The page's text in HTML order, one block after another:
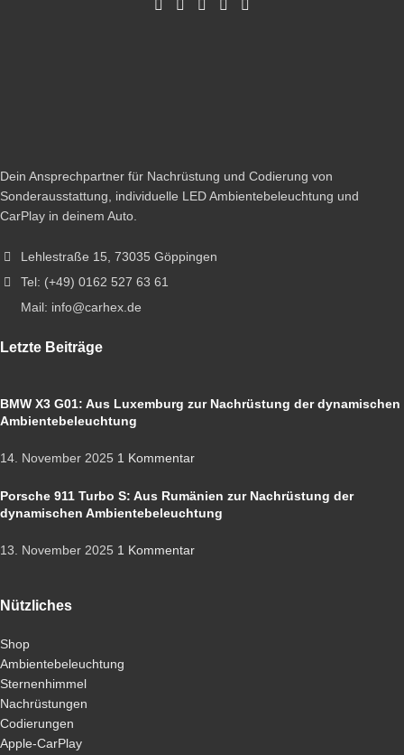
Dein Ansprechpartner für Nachrüstung und Codierung von
Sonderausstattung, individuelle LED Ambientebeleuchtung und
CarPlay in deinem Auto.
Lehlestraße 15, 73035 Göppingen
Tel: (+49) 0162 527 63 61
Mail: info@carhex.de
Letzte Beiträge
BMW X3 G01: Aus Luxemburg zur Nachrüstung der dynamischen
Ambientebeleuchtung
14. November 2025 1 Kommentar
Porsche 911 Turbo S: Aus Rumänien zur Nachrüstung der
dynamischen Ambientebeleuchtung
13. November 2025 1 Kommentar
Nützliches
Shop
Ambientebeleuchtung
Sternenhimmel
Nachrüstungen
Codierungen
Apple-CarPlay